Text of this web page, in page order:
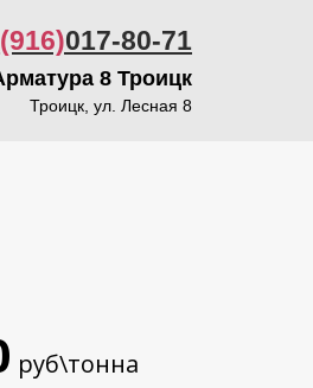
(916)017-80-71
8 Троицк
Троицк, ул. Лесная 8
руб\тонна